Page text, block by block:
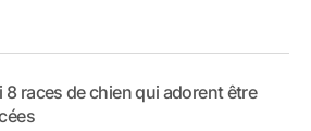
8 races de chien qui adorent être